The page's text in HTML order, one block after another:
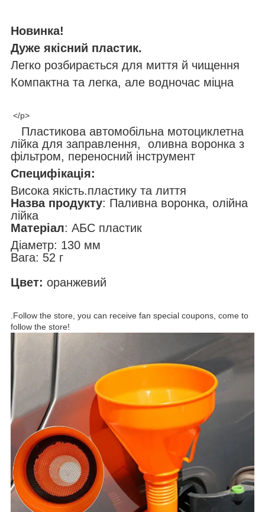
Новинка!
Дуже якісний пластик.
Легко розбирається для миття й чищення
Компактна та легка, але водночас міцна
</p>
Пластикова автомобільна мотоциклетна
лійка для заправлення, оливна воронка з
фільтром, переносний інструмент
Специфікація:
Висока якість.пластику та лиття
Назва продукту: Паливна воронка, олійна
лійка
Матеріал: АБС пластик
Діаметр: 130 мм
Вага: 52 г
Цвет: оранжевий
.Follow the store, you can receive fan special coupons, come to
follow the store!